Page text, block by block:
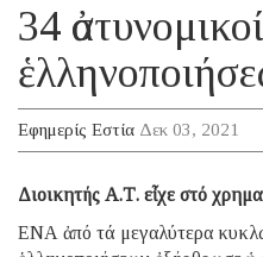
34
Εφημερίς Εστία Δεκ 03, 2021
Διοικητής Α.Τ. εἶχε στό
ΕΝΑ ἀπό τά μεγαλύτερα